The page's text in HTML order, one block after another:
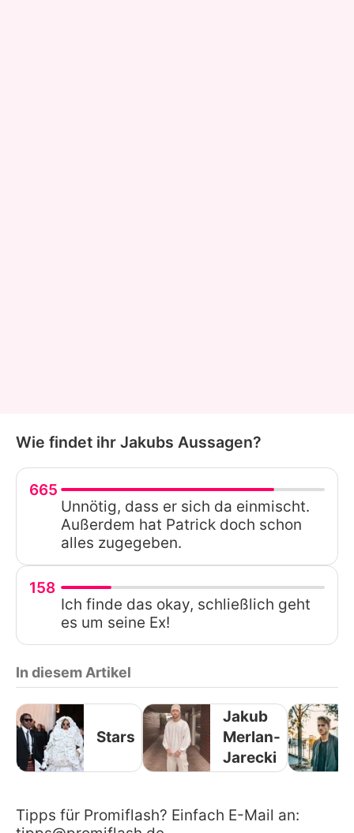
Wie findet ihr Jakubs Aussagen?
665
Unnötig, dass er sich da einmischt.
Außerdem hat Patrick doch schon
alles zugegeben.
158
Ich finde das okay, schließlich geht
es um seine Ex!
In diesem Artikel
Stars
Jakub
Merlan-
Jarecki
Tipps für Promiflash? Einfach E-Mail an: